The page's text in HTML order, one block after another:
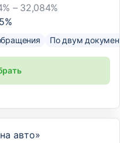
– 32,084%
%
По двум
авто»